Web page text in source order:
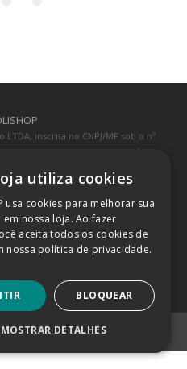
inscrita no CNPJ/MF sob o nº
com sede na Rua Kanebo, nº 175,
SP, CEP: 13213-090
(SAIBA MAIS)
APP
utiliza cookies
usa cookies para melhorar sua
em nossa loja. Ao fazer
aceita todos os cookies de
nossa política de privacidade.
BLOQUEAR
MOSTRAR DETALHES
NECESSÁRIOS